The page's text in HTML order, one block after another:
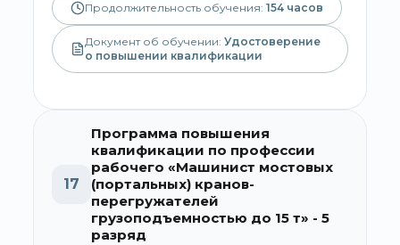
Продолжительность обучения: 154 часов
Документ об обучении: Удостоверение
о повышении квалификации
17
Программа повышения
квалификации по профессии
рабочего «Машинист мостовых
(портальных) кранов-
перегружателей
грузоподъемностью до 15 т» - 5
разряд